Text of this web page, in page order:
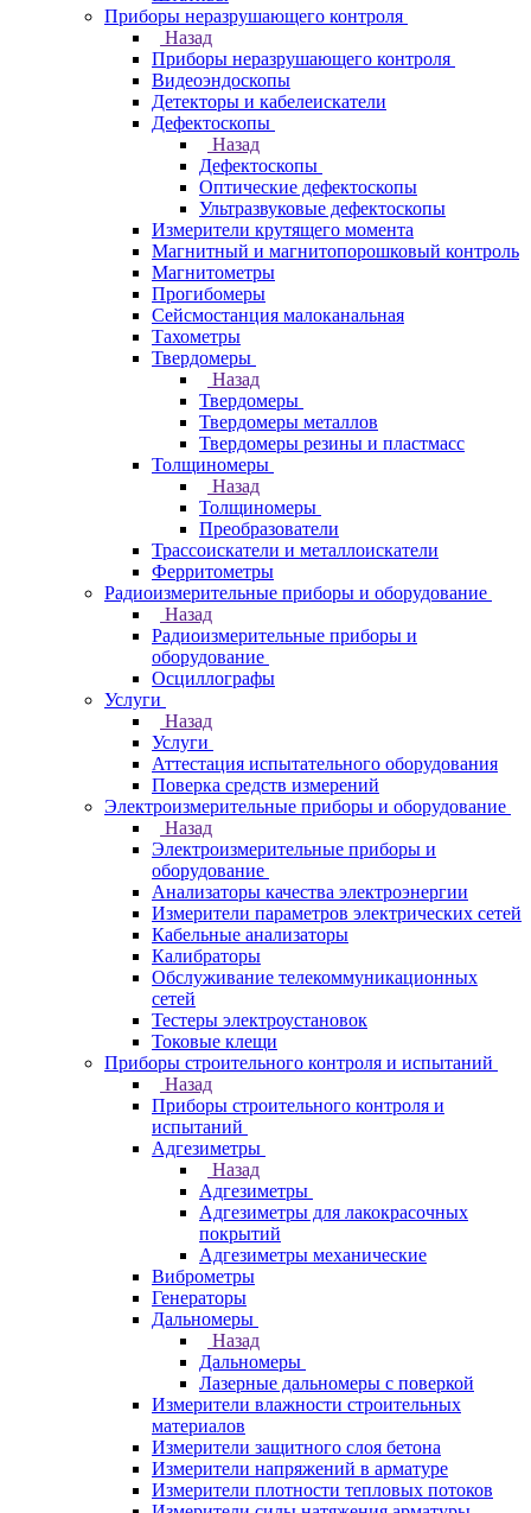
Приборы неразрушающего контроля
Назад
Приборы неразрушающего контроля
Видеоэндоскопы
Детекторы и кабелеискатели
Дефектоскопы
Назад
Дефектоскопы
Оптические дефектоскопы
Ультразвуковые дефектоскопы
Измерители крутящего момента
Магнитный и магнитопорошковый контроль
Магнитометры
Прогибомеры
Сейсмостанция малоканальная
Тахометры
Твердомеры
Назад
Твердомеры
Твердомеры металлов
Твердомеры резины и пластмасс
Толщиномеры
Назад
Толщиномеры
Преобразователи
Трассоискатели и металлоискатели
Ферритометры
Радиоизмерительные приборы и оборудование
Назад
Радиоизмерительные приборы и
оборудование
Осциллографы
Услуги
Назад
Услуги
Аттестация испытательного оборудования
Поверка средств измерений
Электроизмерительные приборы и оборудование
Назад
Электроизмерительные приборы и
оборудование
Анализаторы качества электроэнергии
Измерители параметров электрических сетей
Кабельные анализаторы
Калибраторы
Обслуживание телекоммуникационных
сетей
Тестеры электроустановок
Токовые клещи
Приборы строительного контроля и испытаний
Назад
Приборы строительного контроля и
испытаний
Адгезиметры
Назад
Адгезиметры
Адгезиметры для лакокрасочных
покрытий
Адгезиметры механические
Виброметры
Генераторы
Дальномеры
Назад
Дальномеры
Лазерные дальномеры с поверкой
Измерители влажности строительных
материалов
Измерители защитного слоя бетона
Измерители напряжений в арматуре
Измерители плотности тепловых потоков